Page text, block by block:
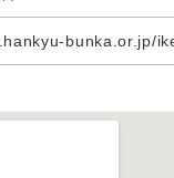
bunka.or.jp/